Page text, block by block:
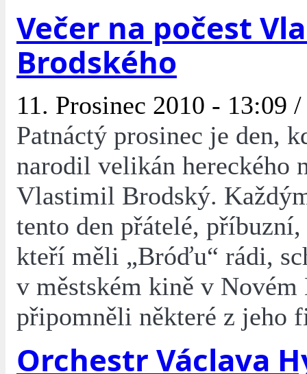
Večer na počest
Brodského
11. Prosinec 2010 - 13:09
Patnáctý prosinec je den,
narodil velikán hereckého
Vlastimil Brodský.
tento den přátelé,
kteří měli „Bróďu“ rádi,
v městském kině v Novém
připomněli některé z jeho
Orchestr Václava